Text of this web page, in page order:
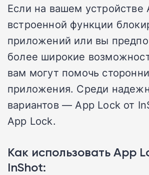
Если на вашем устройстве
встроенной функции
приложений или вы
более широкие
вам могут помочь
приложения. Среди
вариантов — App Lock от
App Lock.
Как использовать App
InShot: